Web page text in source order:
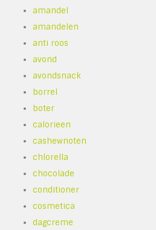
amandel
amandelen
anti roos
avond
avondsnack
borrel
boter
calorieen
cashewnoten
chlorella
chocolade
conditioner
cosmetica
dagcreme